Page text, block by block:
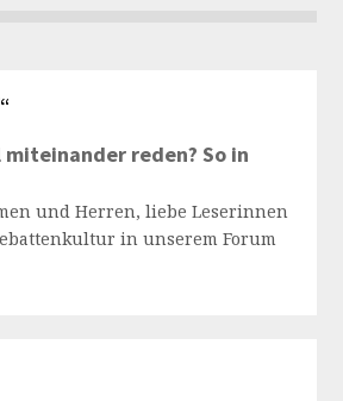
reden? So in
und Herren, liebe Leserinnen
in unserem Forum